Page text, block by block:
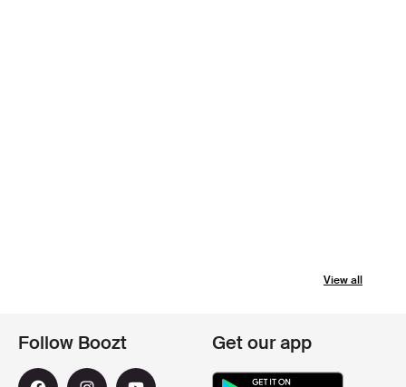
View all
Follow Boozt Get our app